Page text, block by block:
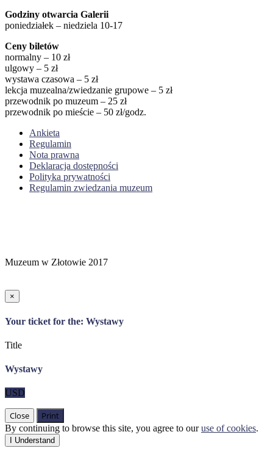
Godziny otwarcia Galerii
poniedziałek – niedziela 10-17
Ceny biletów
normalny – 10 zł
ulgowy – 5 zł
wystawa czasowa – 5 zł
lekcja muzealna/zwiedzanie grupowe – 5 zł
przewodnik po muzeum – 25 zł
przewodnik po mieście – 50 zł/godz.
Ankieta
Regulamin
Nota prawna
Deklaracja dostępności
Polityka prywatności
Regulamin zwiedzania muzeum
Muzeum w Złotowie 2017
×
Your ticket for the: Wystawy
Title
Wystawy
USD
Close Print
By continuing to browse this site, you agree to ouruse of cookies.
I Understand